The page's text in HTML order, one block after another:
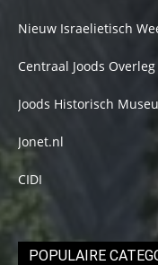
Nieuw Israelietisch
Centraal Joods Overleg
Joods Historisch
Jonet.nl
CIDI
POPULAIRE